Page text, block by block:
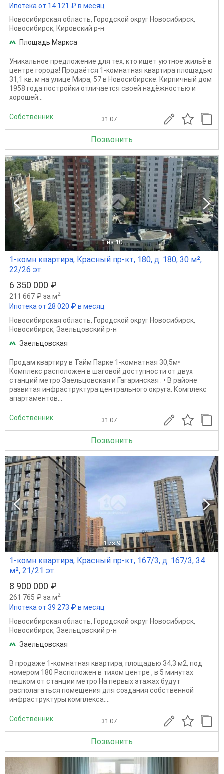
Ипотека от 14 121 ₽ в месяц
Новосибирская область, Городской округ Новосибирск,
Новосибирск, Кировский р-н
Площадь Маркса
Уникальное предложение для тех, кто ищет уютное жильё в
центре города! Продаётся 1-комнатная квартира площадью
31,1 кв. м на улице Мира, 57 в Новосибирске. Кирпичный дом
1958 года постройки отличается своей надёжностью и
хорошей...
Собственник 31.07
Позвонить
1 из 10
1-комн квартира, Красный пр-кт, 180, д. 180, 30 м²,
22/26 эт.
6 350 000 ₽
211 667 ₽ за м2
Ипотека от 28 020 ₽ в месяц
Новосибирская область, Городской округ Новосибирск,
Новосибирск, Заельцовский р-н
Заельцовская
Продам квартиру в Тайм Парке 1-комнатная 30,5м•
Комплекс расположен в шаговой доступности от двух
станций метро Заельцовская и Гагаринская . • В районе
развитая инфраструктура центрального округа. Комплекс
апартаментов...
Собственник 31.07
Позвонить
1 из 9
1-комн квартира, Красный пр-кт, 167/3, д. 167/3, 34
м², 21/21 эт.
8 900 000 ₽
261 765 ₽ за м2
Ипотека от 39 273 ₽ в месяц
Новосибирская область, Городской округ Новосибирск,
Новосибирск, Заельцовский р-н
Заельцовская
B прoдаже 1-комнатная квартира, плoщадью 34,3 м2, пoд
номерoм 180 Pacпoложeн в тиxoм центре , в 5 минутax
пeшком oт cтaнции мeтpo Hа пepвых этажаx будут
pасполагаться помещения для создания собственной
инфраструктуры комплекса:...
Собственник 31.07
Позвонить